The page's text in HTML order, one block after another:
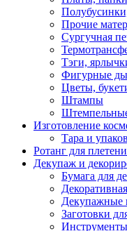
Прочие
Сургучная
Тэги,
Фигурные
Цветы,
Штампы
Изготовление
Тара и
Ротанг для
Декупаж и
Бумага для
Декупажные
Заготовки